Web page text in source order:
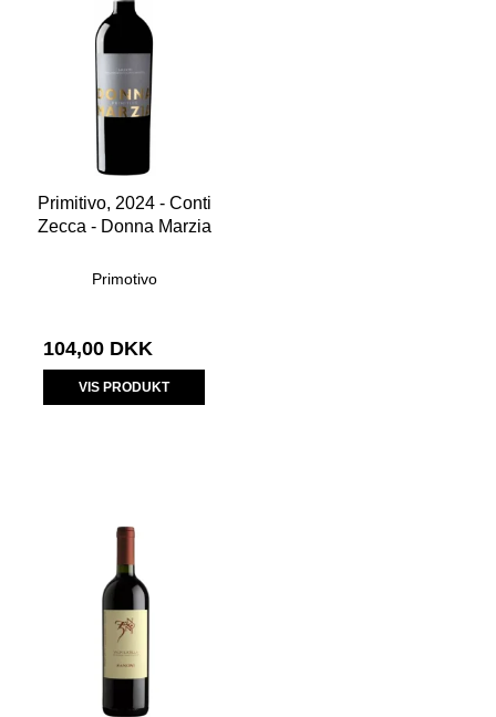
Primitivo, 2024 - Conti
Zecca - Donna Marzia
Primotivo
104,00 DKK
VIS PRODUKT